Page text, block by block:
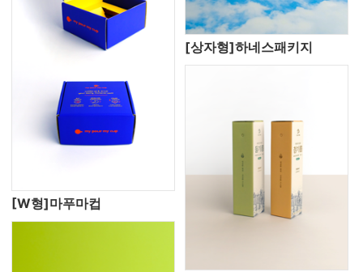
[W형]마푸마컵
[상자형]하네스패키지